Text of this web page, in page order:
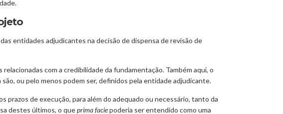
entidades adjudicantes na decisão de dispensa de revisão de
com a credibilidade da fundamentação. Também aqui, o
ou pelo menos podem ser, definidos pela entidade adjudicante.
prazos de execução, para além do adequado ou necessário, tanto da
destes últimos, o queprima faciepoderia ser entendido como uma